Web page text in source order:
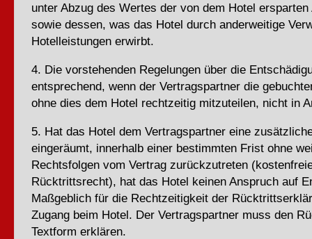
unter Abzug des Wertes der von dem Hotel ersparten
sowie dessen, was das Hotel durch anderweitige
Hotelleistungen erwirbt.
4. Die vorstehenden Regelungen über die
entsprechend, wenn der Vertragspartner die
ohne dies dem Hotel rechtzeitig mitzuteilen, nicht in
5. Hat das Hotel dem Vertragspartner eine
eingeräumt, innerhalb einer bestimmten Frist ohne
Rechtsfolgen vom Vertrag zurückzutreten
Rücktrittsrecht), hat das Hotel keinen Anspruch auf
Maßgeblich für die Rechtzeitigkeit der
Zugang beim Hotel. Der Vertragspartner muss den
Textform erklären.